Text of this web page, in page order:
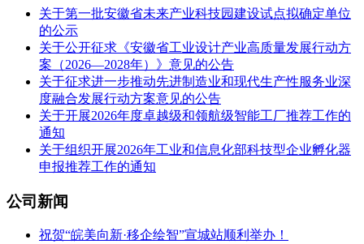
关于第一批安徽省未来产业科技园建设试点拟确定单位
的公示
关于公开征求《安徽省工业设计产业高质量发展行动方
案（2026—2028年）》意见的公告
关于征求进一步推动先进制造业和现代生产性服务业深
度融合发展行动方案意见的公告
关于开展2026年度卓越级和领航级智能工厂推荐工作的
通知
关于组织开展2026年工业和信息化部科技型企业孵化器
申报推荐工作的通知
公司新闻
祝贺“皖美向新·移企绘智”宣城站顺利举办！